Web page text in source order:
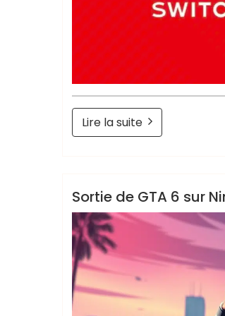
Lire la suite
Sortie de jeux
Sortie de GTA 6 sur